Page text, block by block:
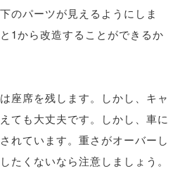
のパーツが見えるようにしま
1から改造することができるか
座席を残します。しかし、キャ
ても大丈夫です。しかし、車に
れています。重さがオーバーし
たくないなら注意しましょう。